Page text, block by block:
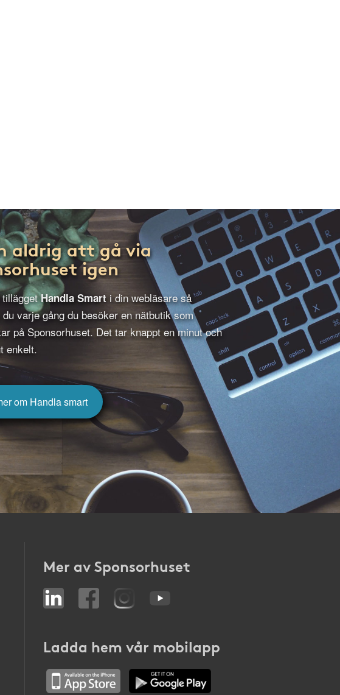
aldrig att gå via
igen
tilläggetHandla Smarti din webläsare så
du varje gång du besöker en nätbutik som
på Sponsorhuset. Det tar knappt en minut och
enkelt.
om Handla smart
Mer av Sponsorhuset
Ladda hem vår mobilapp